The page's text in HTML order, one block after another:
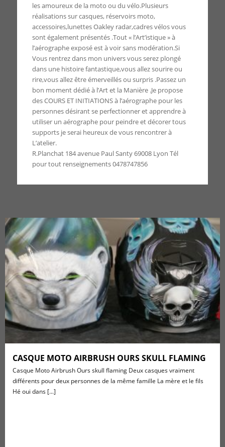
les amoureux de la moto ou du vélo.Plusieurs
réalisations sur casques, réservoirs moto,
accessoires,lunettes Oakley radar,cadres vélos vous
sont également présentés .Tout « l’Art’istique » à
l’aérographe exposé est à voir sans modération.Si
Vous rentrez dans mon univers vous serez plongé
dans une histoire fantastique,vous allez sourire ou
rire,vous allez être émerveillés ou surpris .Passez un
bon moment dédié à l’Art et la Manière .Je propose
des COURS ET INITIATIONS à l’aérographe pour les
personnes désirant se perfectionner et apprendre à
utiliser un aérographe pour peindre et décorer tous
supports je serai heureux de vous rencontrer à
L’atelier.
R.Planchat 184 avenue Paul Santy 69008 Lyon Tél
pour tout renseignements 0478747856
CASQUE MOTO AIRBRUSH OURS SKULL FLAMING
Casque Moto Airbrush Ours skull flaming Deux casques vraiment
différents pour deux personnes de la même famille La mère et le fils
Hé oui dans [...]